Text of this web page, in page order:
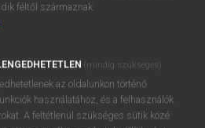
SZÓTÁR
féltől származnak.
(mindig szükséges)
az oldalunkon történő
használatához, és a felhasználók
A feltétlenül szükséges sütik közé